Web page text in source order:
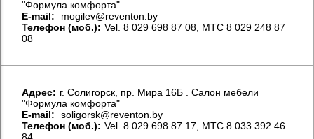
"Формула комфорта"
E-mail:
mogilev@reventon.by
Телефон (моб.): Vel. 8 029 698 87 08, МТС 8 029 248 87
08
Aдрес: г. Солигорск, пр. Мира 16Б . Салон мебели
"Формула комфорта"
E-mail:
soligorsk@reventon.by
Телефон (моб.): Vel. 8 029 698 87 17, МТС 8 033 392 46